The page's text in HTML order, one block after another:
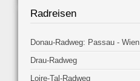
Radreisen
Donau-Radweg: Passau - Wien
Drau-Radweg
Loire-Tal-Radweg